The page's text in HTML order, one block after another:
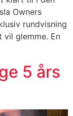
Owners
rundvisning
vil glemme. En
5 års